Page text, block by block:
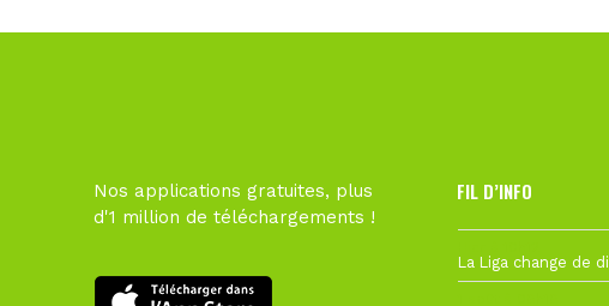
Nos applications gratuites, plus
d'1 million de téléchargements !
FIL D’INFO